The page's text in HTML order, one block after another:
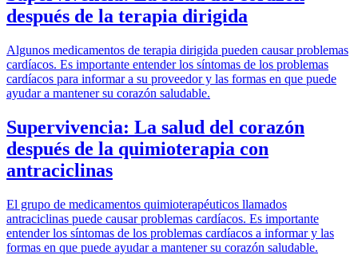
después de la terapia dirigida
Algunos medicamentos de terapia dirigida pueden causar problemas
cardíacos. Es importante entender los síntomas de los problemas
cardíacos para informar a su proveedor y las formas en que puede
ayudar a mantener su corazón saludable.
Supervivencia: La salud del corazón
después de la quimioterapia con
antraciclinas
El grupo de medicamentos quimioterapéuticos llamados
antraciclinas puede causar problemas cardíacos. Es importante
entender los síntomas de los problemas cardíacos a informar y las
formas en que puede ayudar a mantener su corazón saludable.